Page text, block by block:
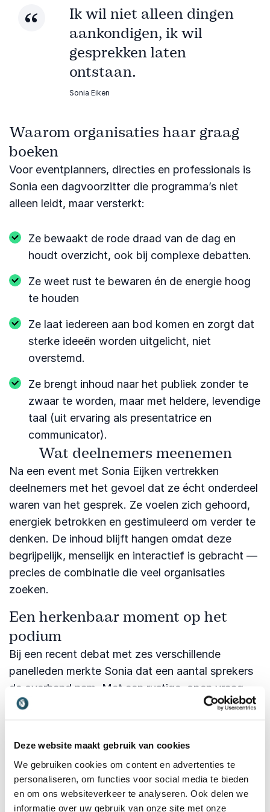
Deze website maakt gebruik van cookies
We gebruiken cookies om content en advertenties te
personaliseren, om functies voor social media te bieden
en om ons websiteverkeer te analyseren. Ook delen we
informatie over uw gebruik van onze site met onze
Ik wil niet alleen dingen
aankondigen, ik wil
gesprekken laten
ontstaan.
Sonia Eiken
Waarom organisaties haar graag
boeken
Voor eventplanners, directies en professionals is
Sonia een dagvoorzitter die programma’s niet
alleen leidt, maar versterkt:
Ze bewaakt de rode draad van de dag en
houdt overzicht, ook bij complexe debatten.
Ze weet rust te bewaren én de energie hoog
te houden
Ze laat iedereen aan bod komen en zorgt dat
sterke ideeën worden uitgelicht, niet
overstemd.
Ze brengt inhoud naar het publiek zonder te
zwaar te worden, maar met heldere, levendige
taal (uit ervaring als presentatrice en
communicator).
Wat deelnemers meenemen
Na een event met Sonia Eijken vertrekken
deelnemers met het gevoel dat ze écht onderdeel
waren van het gesprek. Ze voelen zich gehoord,
energiek betrokken en gestimuleerd om verder te
denken. De inhoud blijft hangen omdat deze
begrijpelijk, menselijk en interactief is gebracht —
precies de combinatie die veel organisaties
zoeken.
Een herkenbaar moment op het
podium
Bij een recent debat met zes verschillende
panelleden merkte Sonia dat een aantal sprekers
de overhand nam. Met een rustige, open vraag
gaf ze anderen de ruimte om zich te uiten,
waardoor het gesprek gelijkwaardiger, dieper en
te maken, kenmerkt haar moderatiestijl.
Waarom je Sonia Eijken wilt boeken